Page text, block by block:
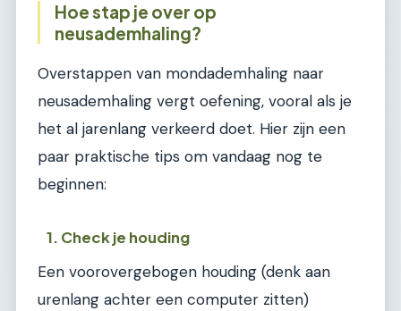
Hoe stap je over op
neusademhaling?
Overstappen van mondademhaling naar
neusademhaling vergt oefening, vooral als je
het al jarenlang verkeerd doet. Hier zijn een
paar praktische tips om vandaag nog te
beginnen:
1. Check je houding
Een voorovergebogen houding (denk aan
urenlang achter een computer zitten)